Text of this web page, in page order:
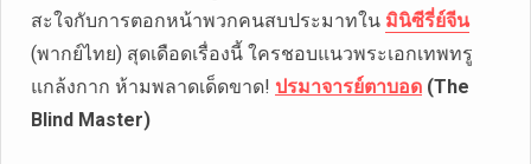
สะใจกับการตอกหน้าพวกคนสบประมาทใน มินิซีรี่ย์จีน
(พากย์ไทย) สุดเดือดเรื่องนี้ ใครชอบแนวพระเอกเทพทรู
แกล้งกาก ห้ามพลาดเด็ดขาด! ปรมาจารย์ตาบอด (The
Blind Master)